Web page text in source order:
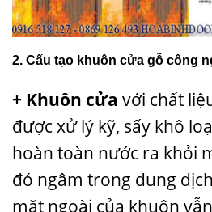
2. Cấu tạo khuôn cửa gỗ công
+ Khuôn cửa với chất
được xử lý kỹ, sấy khô
hoàn toàn nước ra khỏi
đó ngâm trong dung
mặt ngoài của khuôn